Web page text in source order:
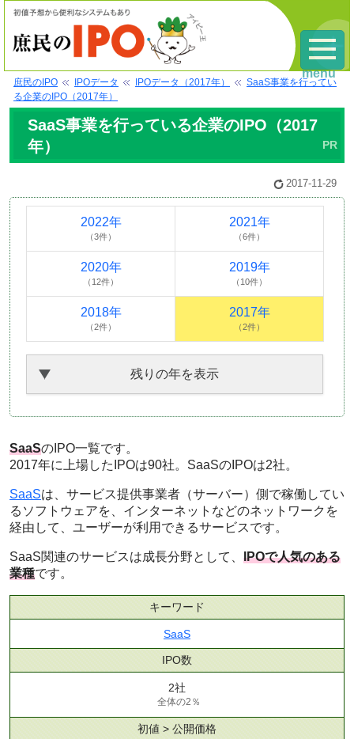
庶民のIPO IPOデータ IPOデータ（2017年）
SaaS事業を行ってい
る企業のIPO（2017年）
SaaS事業を行っている企業のIPO（2017
年）
2017-11-29
2022年
（3件）
2021年
（6件）
2020年
（12件）
2019年
（10件）
2018年
（2件）
2017年
（2件）
残りの年を表示
SaaSのIPO一覧です。
2017年に上場したIPOは90社。SaaSのIPOは2社。
SaaSは、サービス提供事業者（サーバー）側で稼働してい
るソフトウェアを、インターネットなどのネットワークを
経由して、ユーザーが利用できるサービスです。
SaaS関連のサービスは成長分野として、 IPOで人気のある
業種です。
キーワード
SaaS
IPO数
2社
全体の2％
初値 > 公開価格
menu